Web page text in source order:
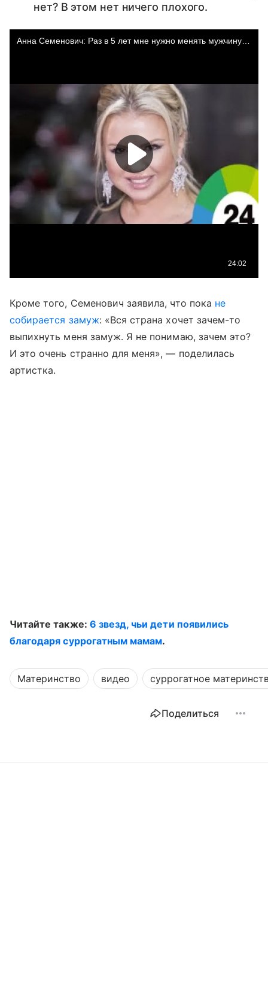
нет? В этом нет ничего плохого.
Кроме того, Семенович заявила, что пока не
собирается замуж: «Вся страна хочет зачем-то
выпихнуть меня замуж. Я не понимаю, зачем это?
И это очень странно для меня», — поделилась
артистка.
Читайте также: 6 звезд, чьи дети появились
благодаря суррогатным мамам.
Материнство видео суррогатное
Поделиться